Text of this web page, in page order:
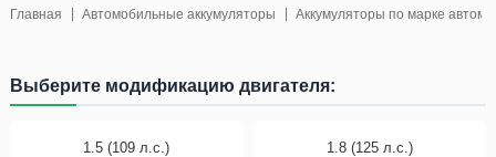
Главная Автомобильные аккумуляторы Аккумуляторы по марке
Выберите модификацию двигателя:
1.5 (109 л.с.) 1.8 (125 л.с.)